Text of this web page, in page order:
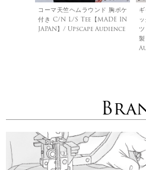
コーマ天竺ヘムラウンド 胸ポケ
付き C/N L/S Tee【MADE IN
JAPAN】/ Upscape Audience